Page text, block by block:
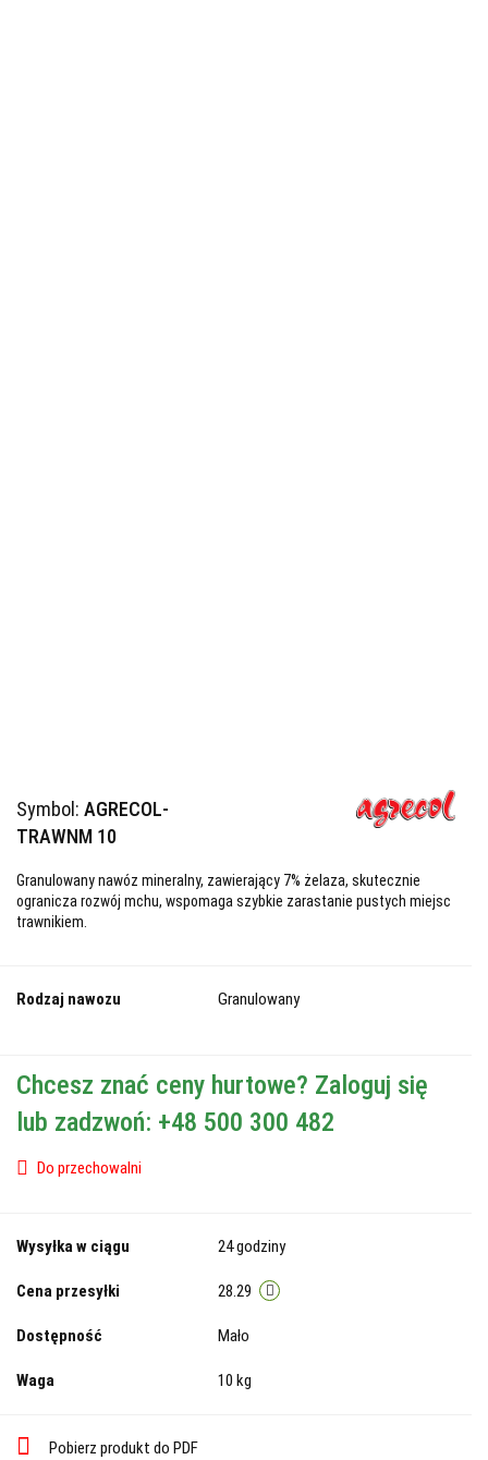
Symbol: AGRECOL-
TRAWNM 10
Granulowany nawóz mineralny, zawierający 7% żelaza, skutecznie
ogranicza rozwój mchu, wspomaga szybkie zarastanie pustych miejsc
trawnikiem.
Rodzaj nawozu Granulowany
Chcesz znać ceny hurtowe? Zaloguj się
lub zadzwoń: +48 500 300 482
Do przechowalni
Wysyłka w ciągu 24 godziny
Cena przesyłki 28.29
Dostępność Mało
Waga 10 kg
Pobierz produkt do PDF